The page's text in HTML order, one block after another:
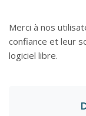
Merci à nos
confiance et leur
logiciel libre.